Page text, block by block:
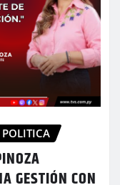
POLITICA
GESTIÓN CON